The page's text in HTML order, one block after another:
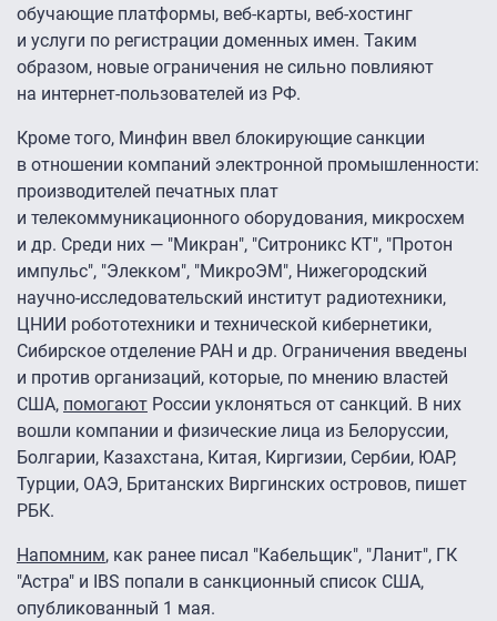
обучающие платформы, веб-карты, веб-хостинг
и услуги по регистрации доменных имен. Таким
образом, новые ограничения не сильно повлияют
на интернет-пользователей из РФ.
Кроме того, Минфин ввел блокирующие санкции
в отношении компаний электронной промышленности:
производителей печатных плат
и телекоммуникационного оборудования, микросхем
и др. Среди них — "Микран", "Ситроникс КТ", "Протон
импульс", "Элекком", "МикроЭМ", Нижегородский
научно-исследовательский институт радиотехники,
ЦНИИ робототехники и технической кибернетики,
Сибирское отделение РАН и др. Ограничения введены
и против организаций, которые, по мнению властей
США, помогают России уклоняться от санкций. В них
вошли компании и физические лица из Белоруссии,
Болгарии, Казахстана, Китая, Киргизии, Сербии, ЮАР,
Турции, ОАЭ, Британских Виргинских островов, пишет
РБК.
Напомним, как ранее писал "Кабельщик", "Ланит", ГК
"Астра" и IBS попали в санкционный список США,
опубликованный 1 мая.